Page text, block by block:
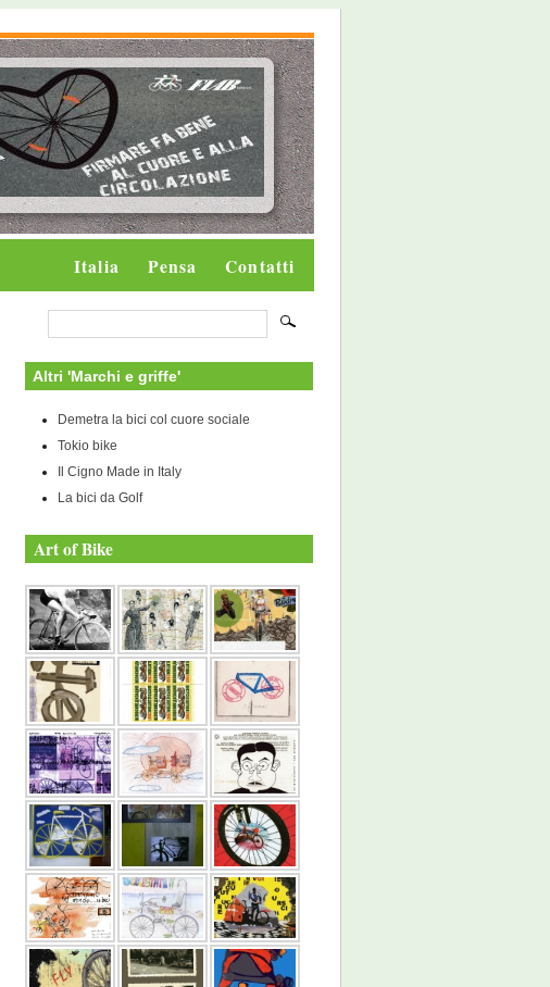
Italia Pensa Contatti
Altri 'Marchi e griffe'
Demetra la bici col cuore sociale
Tokio bike
Il Cigno Made in Italy
La bici da Golf
Art of Bike